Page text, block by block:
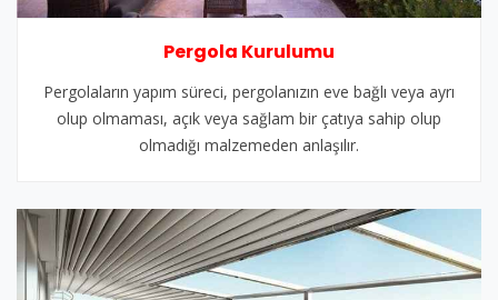
Pergola Kurulumu
Pergolaların yapım süreci, pergolanızın eve bağlı veya ayrı
olup olmaması, açık veya sağlam bir çatıya sahip olup
olmadığı malzemeden anlaşılır.